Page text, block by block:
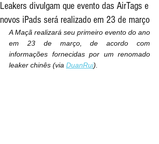
Leakers divulgam que evento das AirTags e
novos iPads será realizado em 23 de março
A Maçã realizará seu primeiro evento do ano
em 23 de março, de acordo com
informações fornecidas por um renomado
leaker chinês (via DuanRui).